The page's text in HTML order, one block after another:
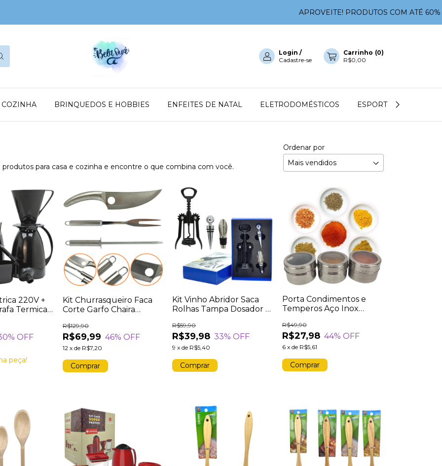
APROVEITE! PRODUTOS COM ATÉ 60% OFF!
Login /
Cadastre-se
Carrinho (0)
R$0,00
COZINHA BRINQUEDOS E HOBBIES ENFEITES DE NATAL ELETRODOMÉSTICOS ESPORTES E FITENESS
produtos para casa e cozinha e encontre o que combina com você.
Ordenar por
220V +
Termica
% OFF
peça!
Kit Churrasqueiro Faca
Corte Garfo Chaira
R$69,99
R$129,90
46% OFF
12 x de R$7,20
Kit Vinho Abridor Saca
Rolhas Tampa Dosador 3
R$39,98
R$59,90
33% OFF
9 xde R$5,40
Porta Condimentos e
Temperos Aço Inox
Tampa Acrílica
R$27,98
R$49,90
44% OFF
6 x de R$5,61